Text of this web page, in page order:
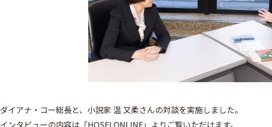
ダイアナ・コー総長と、小説家 温 又柔さんの対談を実施しました。
インタビューの内容は「HOSEI ONLINE」よりご覧いただけます。